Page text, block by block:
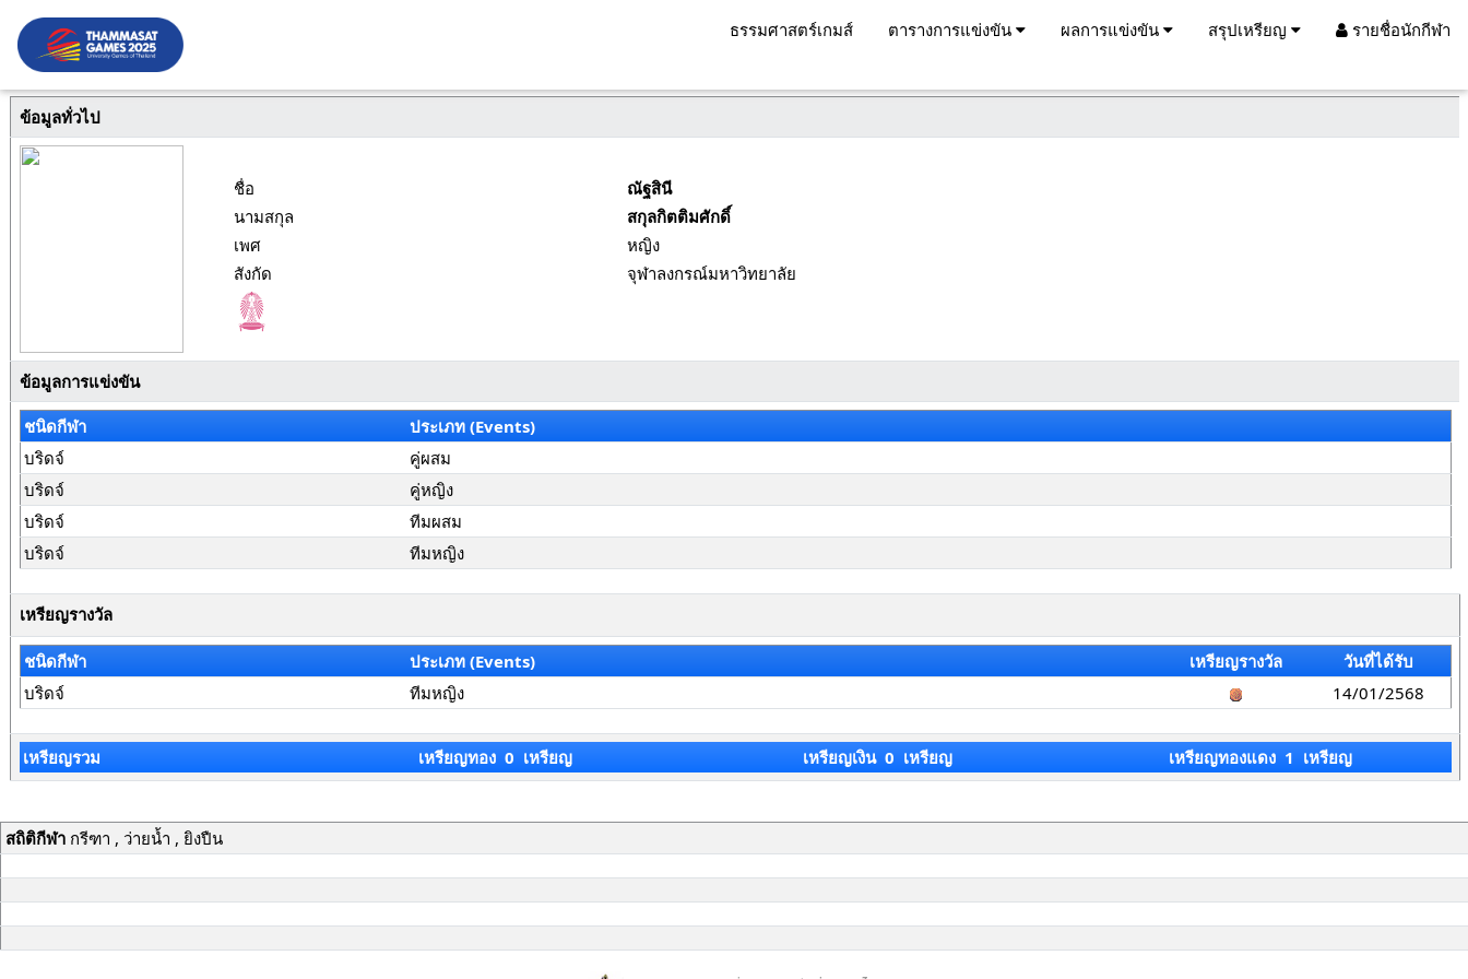
ธรรมศาสตร์เกมส์ ตารางการแข่งขัน ผลการแข่งขัน สรุปเหรียญ รายชื่อนักกีฬา
ข้อมูลทั่วไป
ชื่อ
ณัฐสินี
นามสกุล
สกุลกิตติมศักดิ์
เพศ
หญิง
สังกัด
จุฬาลงกรณ์มหาวิทยาลัย
ข้อมูลการแข่งขัน
ชนิดกีฬา
ประเภท (Events)
บริดจ์
คู่ผสม
บริดจ์
คู่หญิง
บริดจ์
ทีมผสม
บริดจ์
ทีมหญิง
เหรียญรางวัล
ชนิดกีฬา ประเภท (Events) เหรียญรางวัล
วันที่ได้รับ
บริดจ์
ทีมหญิง 14/01/2568
เหรียญรวม เหรียญทอง 0 เหรียญ เหรียญเงิน 0 เหรียญ เหรียญทองแดง 1 เหรียญ
สถิติกีฬากรีฑา , ว่ายน้ำ , ยิงปืน